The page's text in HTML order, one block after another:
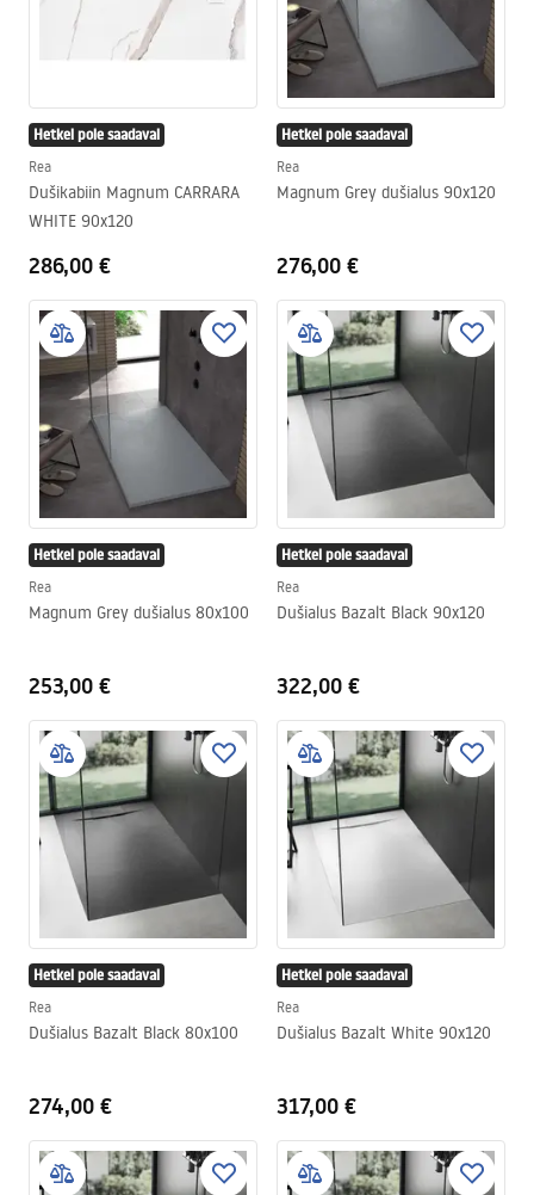
Hetkel pole saadaval
Rea
Dušikabiin Magnum CARRARA
WHITE 90x120
286,00 €
Hetkel pole saadaval
Rea
Magnum Grey dušialus 90x120
276,00 €
Hetkel pole saadaval
Rea
Magnum Grey dušialus 80x100
253,00 €
Hetkel pole saadaval
Rea
Dušialus Bazalt Black 90x120
322,00 €
Hetkel pole saadaval
Rea
Dušialus Bazalt Black 80x100
274,00 €
Hetkel pole saadaval
Rea
Dušialus Bazalt White 90x120
317,00 €